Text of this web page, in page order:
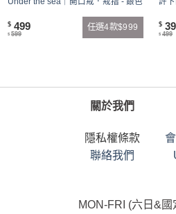
$ 499
$ 599
任選4款$999 $
$ 499
關於我們
隱私權條款
聯絡我們
MON-FRI (六日&